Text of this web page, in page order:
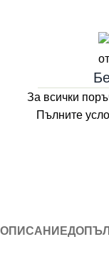
За всички
Пълните
ОПИСАНИЕ